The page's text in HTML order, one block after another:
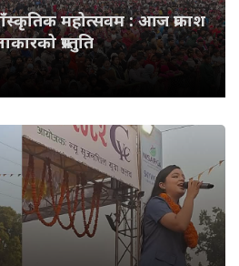
महोत्सवम : आज प्रकाश
प्रस्तुति